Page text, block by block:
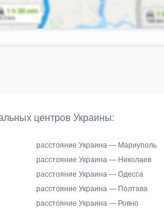
центров Украины:
расстояние Украина — Мариуполь
расстояние Украина — Николаев
расстояние Украина — Одесса
расстояние Украина — Полтава
расстояние Украина — Ровно